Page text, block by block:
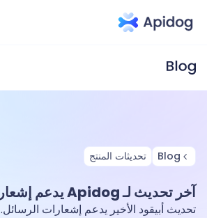
Blog تحديثات المنتج
آخر تحديث لـ Apidog يدعم إشعارات الرسائل
تحديث أبيقود الأخير يدعم إشعارات الرسائل.